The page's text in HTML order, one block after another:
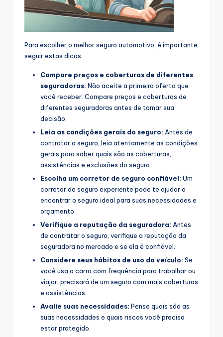
Para escolher o melhor seguro automotivo, é importante
seguir estas dicas:
Compare preços e coberturas de diferentes
seguradoras: Não aceite a primeira oferta que
você receber. Compare preços e coberturas de
diferentes seguradoras antes de tomar sua
decisão.
Leia as condições gerais do seguro: Antes de
contratar o seguro, leia atentamente as condições
gerais para saber quais são as coberturas,
assistências e exclusões do seguro.
Escolha um corretor de seguro confiável: Um
corretor de seguro experiente pode te ajudar a
encontrar o seguro ideal para suas necessidades e
orçamento.
Verifique a reputação da seguradora: Antes
de contratar o seguro, verifique a reputação da
seguradora no mercado e se ela é confiável.
Considere seus hábitos de uso do veículo: Se
você usa o carro com frequência para trabalhar ou
viajar, precisará de um seguro com mais coberturas
e assistências.
Avalie suas necessidades: Pense quais são as
suas necessidades e quais riscos você precisa
estar protegido.